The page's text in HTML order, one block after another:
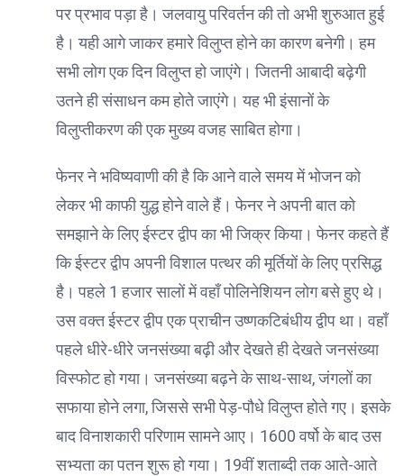
पर प्रभाव पड़ा है। जलवायु परिवर्तन की तो अभी शुरुआत हुई
है। यही आगे जाकर हमारे विलुप्त होने का कारण बनेगी। हम
सभी लोग एक दिन विलुप्त हो जाएंगे। जितनी आबादी बढ़ेगी
उतने ही संसाधन कम होते जाएंगे। यह भी इंसानों के
विलुप्तीकरण की एक मुख्य वजह साबित होगा।
फेनर ने भविष्यवाणी की है कि आने वाले समय में भोजन को
लेकर भी काफी युद्ध होने वाले हैं। फेनर ने अपनी बात को
समझाने के लिए ईस्टर द्वीप का भी जिक्र किया। फेनर कहते हैं
कि ईस्टर द्वीप अपनी विशाल पत्थर की मूर्तियों के लिए प्रसिद्ध
है। पहले 1 हजार सालों में वहाँ पोलिनेशियन लोग बसे हुए थे।
उस वक्त ईस्टर द्वीप एक प्राचीन उष्णकटिबंधीय द्वीप था। वहाँ
पहले धीरे-धीरे जनसंख्या बढ़ी और देखते ही देखते जनसंख्या
विस्फोट हो गया। जनसंख्या बढ़ने के साथ-साथ, जंगलों का
सफाया होने लगा, जिससे सभी पेड़-पौधे विलुप्त होते गए। इसके
बाद विनाशकारी परिणाम सामने आए। 1600 वर्षो के बाद उस
सभ्यता का पतन शुरू हो गया। 19वीं शताब्दी तक आते-आते